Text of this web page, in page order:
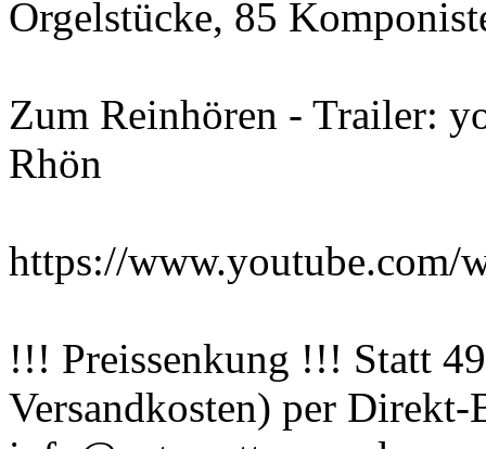
Orgelstücke, 85
Zum Reinhören - Trailer:
Rhön
https://www.youtube.com/
!!! Preissenkung !!! Statt
Versandkosten) per